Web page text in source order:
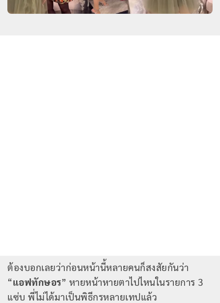
ต้องบอกเลยว่าก่อนหน้านี้หลายคนก็สงสัยกันว่า
“แอฟทักษอร” หายหน้าหายตาไปไหนในรายการ 3
แซ่บ พี่ไม่ได้มาเป็นพิธีกรหลายเทปแล้ว